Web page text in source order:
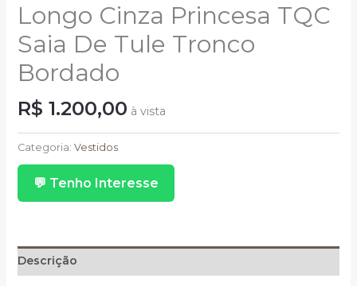
Longo Cinza Princesa TQC
Saia De Tule Tronco
Bordado
R$ 1.200,00 à vista
Longo
Cinza
Princesa
TQC
Saia
Tronco
Bordado
Categoria: Vestidos
💬 Tenho Interesse
Descrição